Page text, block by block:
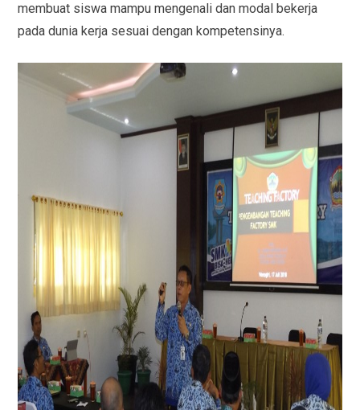
membuat siswa mampu mengenali dan modal bekerja
pada dunia kerja sesuai dengan kompetensinya.